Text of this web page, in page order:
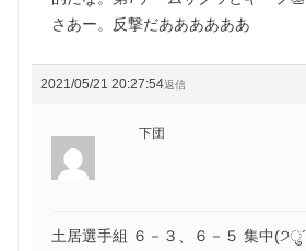
さあー。反撃だああああああ
2021/05/21 20:27:54返信
下団
土居選手組 ６－３、６－５ 集中